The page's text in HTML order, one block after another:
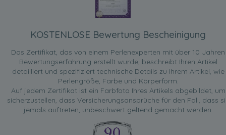
KOSTENLOSE Bewertung Bescheinigung
Das Zertifikat, das von einem Perlenexperten mit über 10 Jahren
Bewertungserfahrung erstellt wurde, beschreibt Ihren Artikel
detailliert und spezifiziert technische Details zu Ihrem Artikel, wie
Perlengröße, Farbe und Körperform.
Auf jedem Zertifikat ist ein Farbfoto Ihres Artikels abgebildet, um
sicherzustellen, dass Versicherungsansprüche für den Fall, dass
jemals auftreten, unbeschwert geltend gemacht werden.